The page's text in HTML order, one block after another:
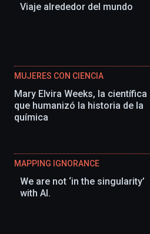
Viaje alrededor del mundo
MUJERES CON CIENCIA
Mary Elvira Weeks, la científica
que humanizó la historia de la
química
MAPPING IGNORANCE
We are not ‘in the singularity’
with AI.